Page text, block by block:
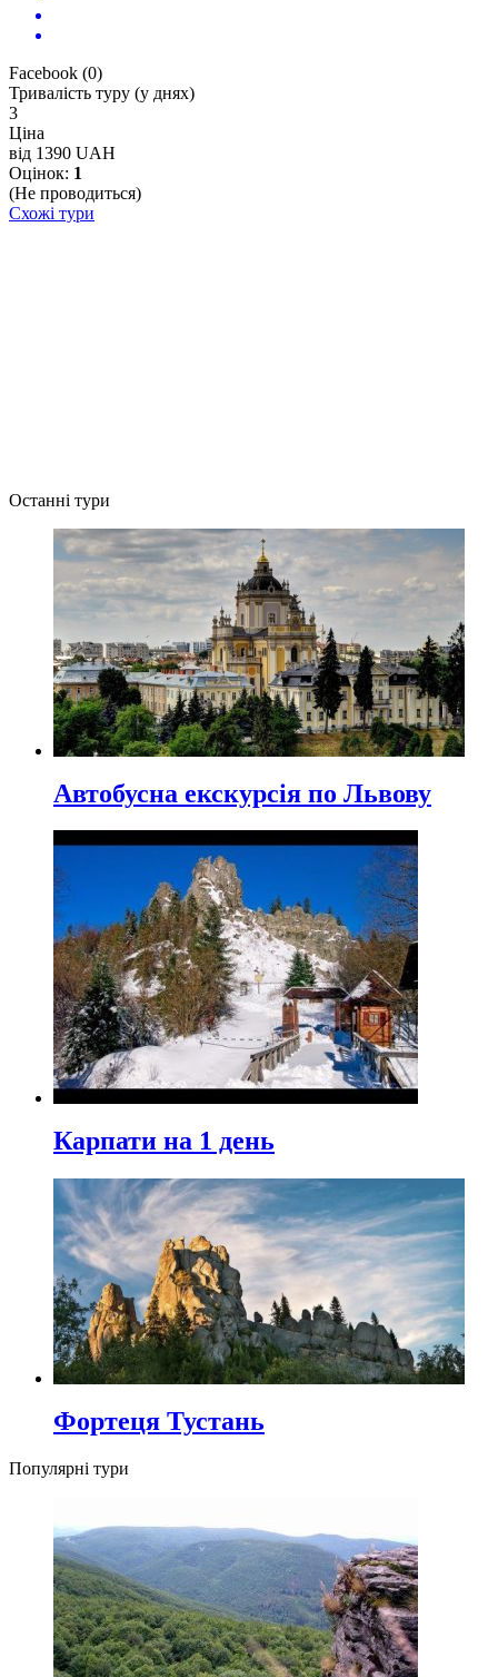
Facebook (0)
Тривалість туру (у днях)
3
Ціна
від 1390 UAH
Оцінок: 1
(Не проводиться)
Схожі тури
Останні тури
Автобусна екскурсія по Львову
Карпати на 1 день
Фортеця Тустань
Популярні тури